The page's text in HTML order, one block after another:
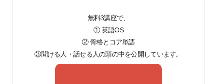
無料3講座で、
① 英語OS
② 骨格とコア単語
③聞ける人・話せる人の頭の中を公開しています。